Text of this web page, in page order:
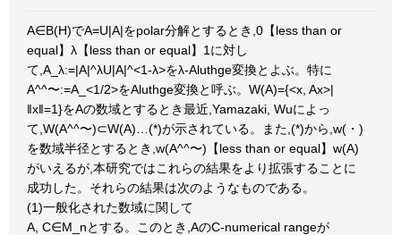
A∈B(H)でA=U|A|をpolar分解とするとき,0【less than or
equal】λ【less than or equal】1に対し
て,A_λ:=|A|^λU|A|^<1-λ>をλ-Aluthge変換とよぶ。特に
A^^〜:=A_<1/2>をAluthge変換と呼ぶ。W(A)={<x, Ax>|
‖x‖=1}をAの数域とするとき最近,Yamazaki, Wuによっ
て,W(A^^〜)⊂W(A)…(*)が示されている。また,(*)から,w(・)
を数域半径とするとき,w(A^^〜)【less than or equal】w(A)
がいえるが,本研究ではこれらの結果をより拡張することに
成功した。それらの結果は次のようなものである。
(1)一般化された数域に関して
A, C∈M_nとする。このとき,AのC-numerical rangeが